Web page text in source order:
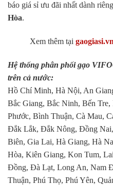
báo giá sỉ ưu đãi nhất dành
Hòa.
Xem thêm tại gaogiasi.vn
Hệ thống phân phối gạo
trên cả nước:
Hồ Chí Minh, Hà Nội, An
Bắc Giang, Bắc Ninh, Bến
Phước, Bình Thuận, Cà Mau,
Đắk Lắk, Đắk Nông, Đồng
Biên, Gia Lai, Hà Giang, Hà
Hòa, Kiên Giang, Kon Tum,
Đồng, Đà Lạt, Long An, Nam
Thuận, Phú Thọ, Phú Yên,